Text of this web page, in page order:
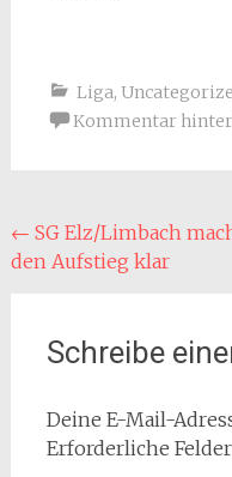
Liga,
Kommentar
← SG Elz/Limbach
den Aufstieg klar
Schreibe
Deine E-Mail-
Erforderliche